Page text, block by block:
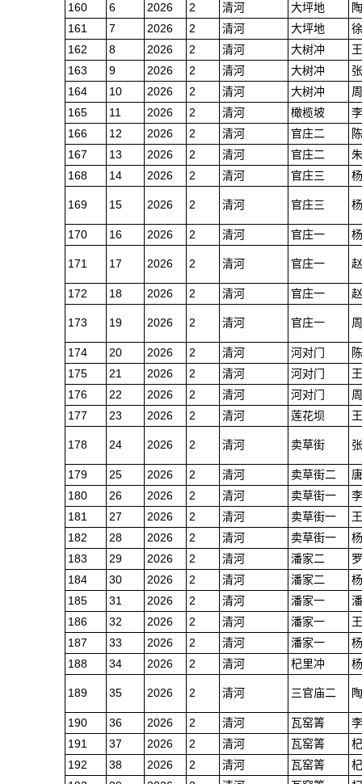
160
6 2026 2 清河 大坪地
161
7 2026 2 清河 大坪地
162
8 2026 2 清河 大树冲
163
9 2026 2 清河 大树冲
164
10 2026 2 清河 大树冲
165
11 2026 2 清河 橄榄坡
166
12 2026 2 清河 官庄二
167
13 2026 2 清河 官庄二
168
14 2026 2 清河 官庄三
169 15 2026 2 清河 官庄三
170 16 2026 2 清河 官庄一
171 17 2026 2 清河 官庄一
172 18 2026 2 清河 官庄一
173 19 2026 2 清河 官庄一
174 20 2026 2 清河 河对门
175
21 2026 2 清河 河对门
176
22 2026 2 清河 河对门
177
23 2026 2 清河 莲花坝
178 24 2026 2 清河 卖草街
179 25 2026 2 清河 卖草街二
180
26 2026 2 清河 卖草街一
181
27 2026 2 清河 卖草街一
182
28 2026 2 清河 卖草街一
183
29 2026 2 清河 潘家二
184
30 2026 2 清河 潘家二
185
31 2026 2 清河 潘家一
186
32 2026 2 清河 潘家一
187
33 2026 2 清河 潘家一
188
34 2026 2 清河 杞里冲
189 35 2026 2 清河 三官庙二
190 36 2026 2 清河 瓦窑箐
191
37 2026 2 清河 瓦窑箐
192
38 2026 2 清河 瓦窑箐